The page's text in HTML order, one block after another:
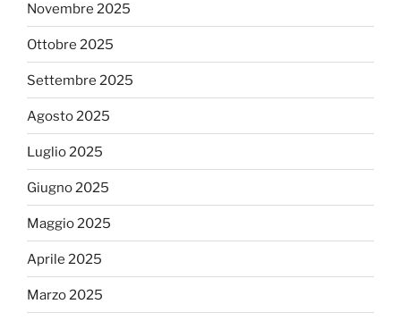
Novembre 2025
Ottobre 2025
Settembre 2025
Agosto 2025
Luglio 2025
Giugno 2025
Maggio 2025
Aprile 2025
Marzo 2025